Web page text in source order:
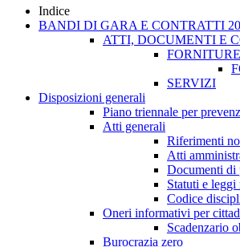
Indice
BANDI DI GARA E CONTRATTI
ATTI, DOCUMENTI E
FORNITURE
SERVIZI
Disposizioni generali
Piano triennale per
Atti generali
Riferimenti
Atti
Documenti di
Statuti e leggi
Codice
Oneri informativi per
Scadenzario
Burocrazia zero